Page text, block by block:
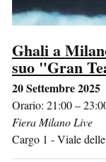
Ghali a
suo "Gran
20 Settembre 2025
Orario: 21:00 –
Fiera Milano Live
Cargo 1 - Viale